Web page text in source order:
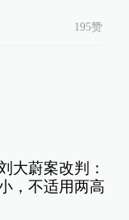
195赞
大蔚案改判：
，不适用两高